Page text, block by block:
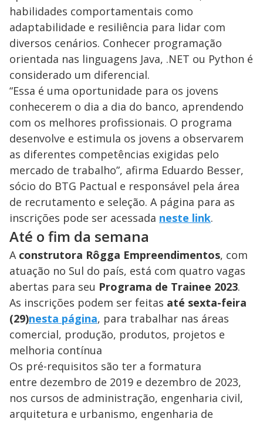
habilidades comportamentais como
adaptabilidade e resiliência para lidar com
diversos cenários. Conhecer programação
orientada nas linguagens Java, .NET ou Python é
considerado um diferencial.
“Essa é uma oportunidade para os jovens
conhecerem o dia a dia do banco, aprendendo
com os melhores profissionais. O programa
desenvolve e estimula os jovens a observarem
as diferentes competências exigidas pelo
mercado de trabalho”, afirma Eduardo Besser,
sócio do BTG Pactual e responsável pela área
de recrutamento e seleção. A página para as
inscrições pode ser acessada neste link.
Até o fim da semana
A construtora Rôgga Empreendimentos, com
atuação no Sul do país, está com quatro vagas
abertas para seu Programa de Trainee 2023.
As inscrições podem ser feitas até sexta-feira
(29)nesta página, para trabalhar nas áreas
comercial, produção, produtos, projetos e
melhoria contínua
Os pré-requisitos são ter a formatura
entre dezembro de 2019 e dezembro de 2023,
nos cursos de administração, engenharia civil,
arquitetura e urbanismo, engenharia de